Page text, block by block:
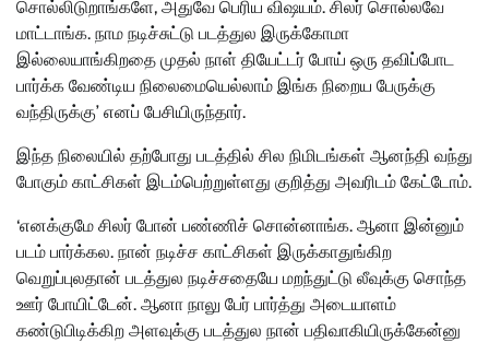
சொல்லிடுறாங்களே, அதுவே பெரிய விஷயம். சிலர் சொல்லவே
மாட்டாங்க. நாம நடிச்சுட்டு படத்துல இருக்கோமா
இல்லையாங்கிறதை முதல் நாள் தியேட்டர் போய் ஒரு தவிப்போட
பார்க்க வேண்டிய நிலைமையெல்லாம் இங்க நிறைய பேருக்கு
வந்திருக்கு’ எனப் பேசியிருந்தார்.
இந்த நிலையில் தற்போது படத்தில் சில நிமிடங்கள் ஆனந்தி வந்து
போகும் காட்சிகள் இடம்பெற்றுள்ளது குறித்து அவரிடம் கேட்டோம்.
‘எனக்குமே சிலர் போன் பண்ணிச் சொன்னாங்க. ஆனா இன்னும்
படம் பார்க்கல. நான் நடிச்ச காட்சிகள் இருக்காதுங்கிற
வெறுப்புலதான் படத்துல நடிச்சதையே மறந்துட்டு லீவுக்கு சொந்த
ஊர் போயிட்டேன். ஆனா நாலு பேர் பார்த்து அடையாளம்
கண்டுபிடிக்கிற அளவுக்கு படத்துல நான் பதிவாகியிருக்கேன்னு